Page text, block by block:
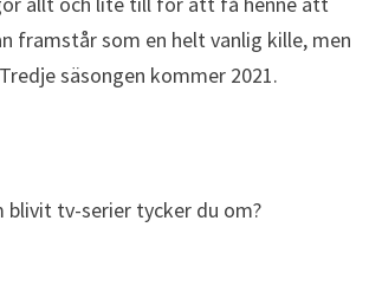
framstår som en helt vanlig kille, men
säsongen kommer 2021.
blivit tv-serier tycker du om?